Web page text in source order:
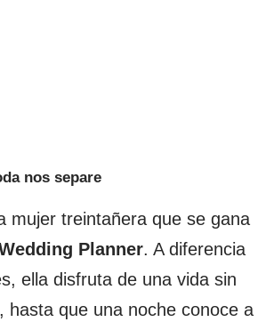
nos separe
mujer treintañera que se gana
Planner. A diferencia
ella disfruta de una vida sin
hasta que una noche conoce a